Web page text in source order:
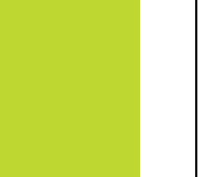
5 ud af 5 stjerner.